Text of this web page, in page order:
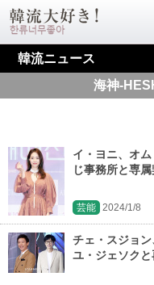
韓流ニュース
海神-
イ・ヨニ、オ
じ事務所と専
芸能 2024/1/8
チェ・スジョ
ユ・ジェソクと